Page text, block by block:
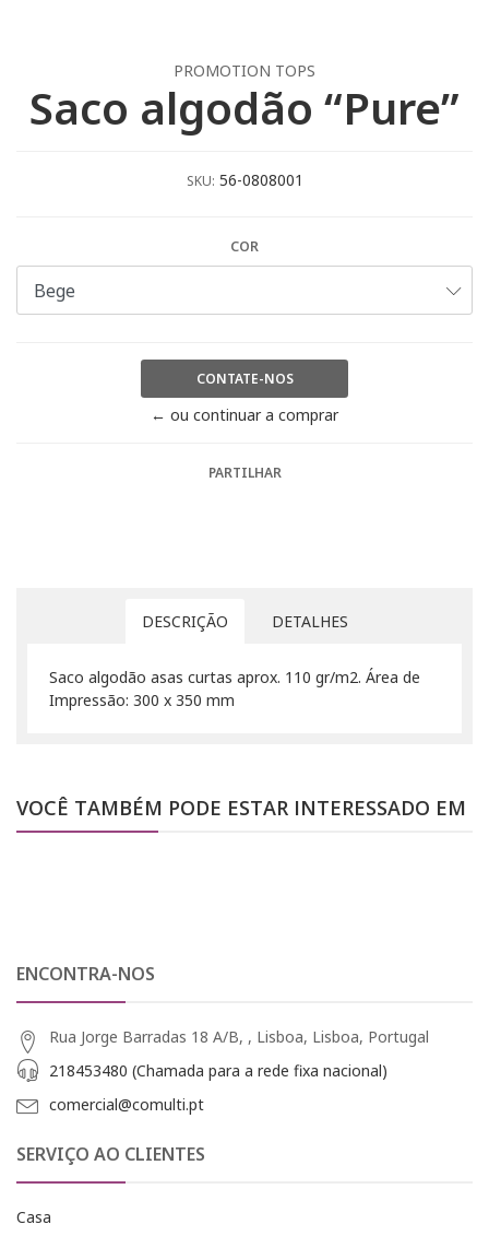
PROMOTION TOPS
Saco algodão “Pure”
SKU: 56-0808001
COR
CONTATE-NOS
← ou continuar a comprar
PARTILHAR
DESCRIÇÃO DETALHES
Saco algodão asas curtas aprox. 110 gr/m2. Área de
Impressão: 300 x 350 mm
VOCÊ TAMBÉM PODE ESTAR INTERESSADO EM
ENCONTRA-NOS
Rua Jorge Barradas 18 A/B, , Lisboa, Lisboa, Portugal
218453480 (Chamada para a rede fixa nacional)
comercial@comulti.pt
SERVIÇO AO CLIENTES
Casa